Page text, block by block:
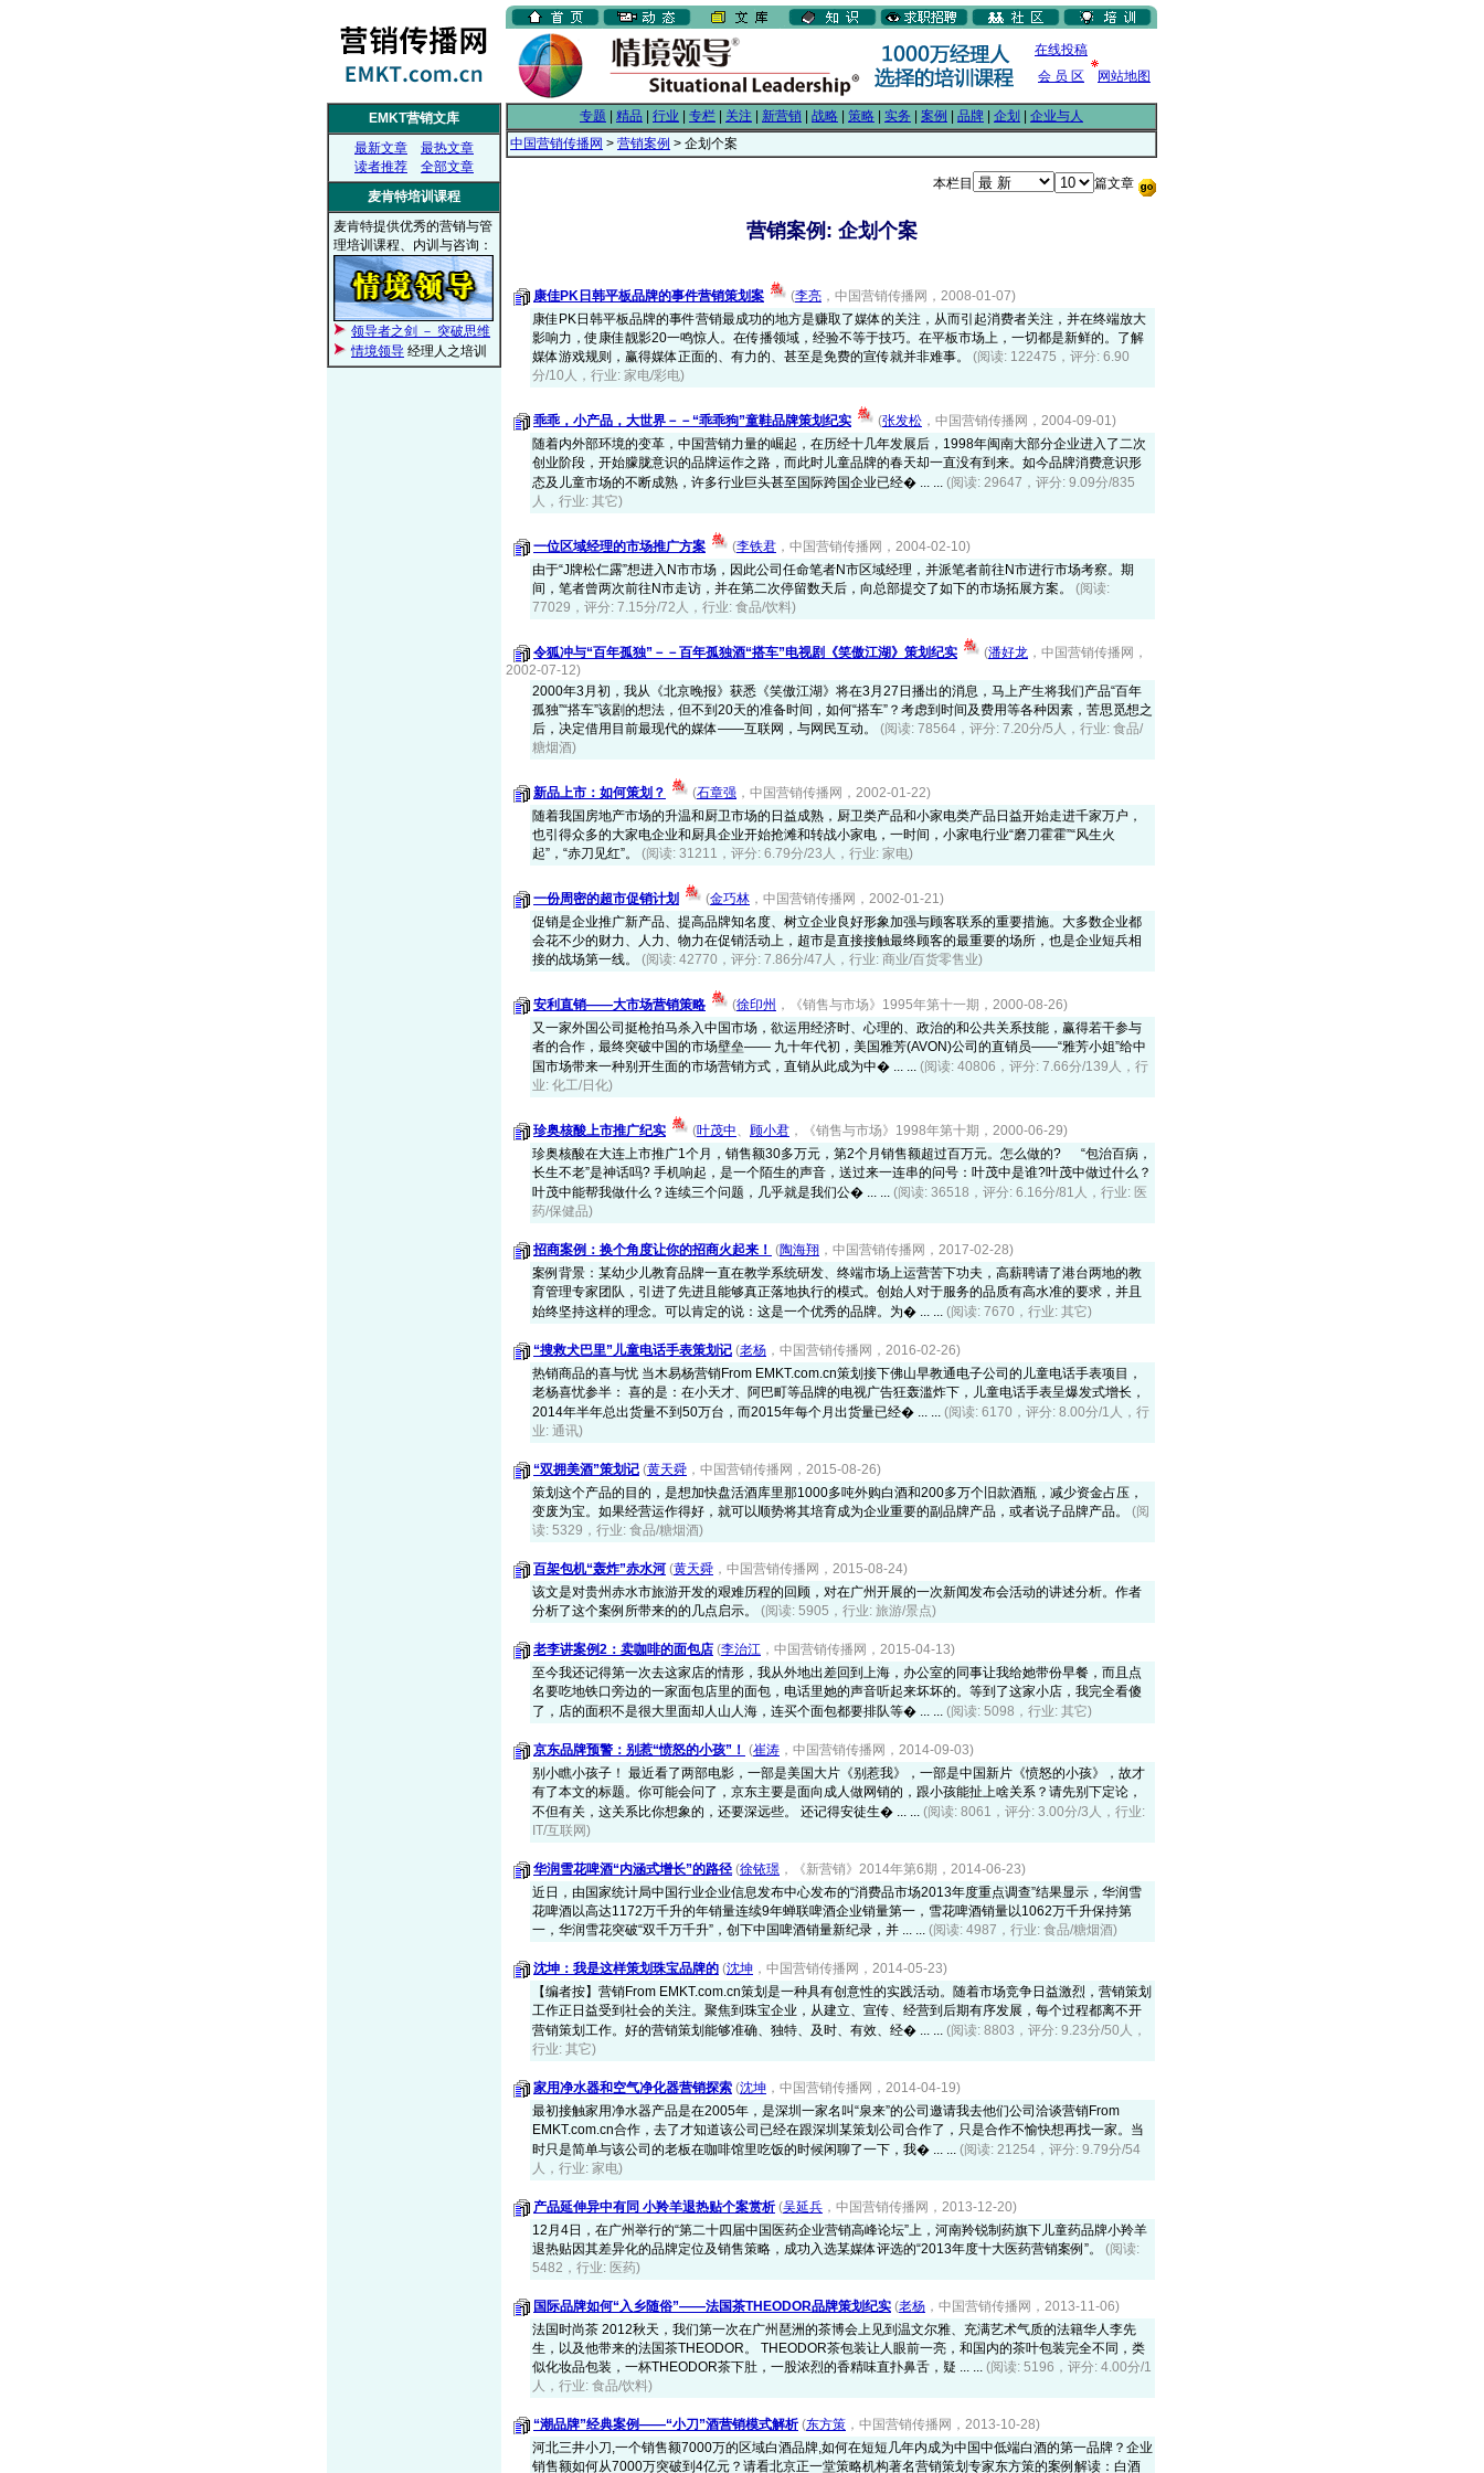
在线投稿
会 员 区
网站地图
EMKT营销文库
最新文章
最热文章
读者推荐
全部文章
麦肯特培训课程
麦肯特提供优秀的营销与管
理培训课程、内训与咨询：
领导者之剑 － 突破思维
情境领导 经理人之培训
专题 精品 行业 专栏 关注 新营销 战略 策略 实务 案例 品牌 企划
企业与人
中国营销传播网 > 营销案例 > 企划个案
本栏目 篇文章
营销案例: 企划个案
康佳PK日韩平板品牌的事件营销策划案 (李亮 ，中国营销传播网，2008-01-07)
康佳PK日韩平板品牌的事件营销最成功的地方是赚取了媒体的关注，从而引起消费者关注，并在终端放大
影响力，使康佳靓影20一鸣惊人。在传播领域，经验不等于技巧。在平板市场上，一切都是新鲜的。了解
媒体游戏规则，赢得媒体正面的、有力的、甚至是免费的宣传就并非难事。 (阅读: 122475，评分: 6.90
分/10人，行业: 家电/彩电)
乖乖，小产品，大世界－－“乖乖狗”童鞋品牌策划纪实 (张发松 ，中国营销传播网，2004-09-01)
随着内外部环境的变革，中国营销力量的崛起，在历经十几年发展后，1998年闽南大部分企业进入了二次
创业阶段，开始朦胧意识的品牌运作之路，而此时儿童品牌的春天却一直没有到来。如今品牌消费意识形
态及儿童市场的不断成熟，许多行业巨头甚至国际跨国企业已经� ... ... (阅读: 29647，评分: 9.09分/835
人，行业: 其它)
一位区域经理的市场推广方案 (李铁君 ，中国营销传播网，2004-02-10)
由于“J牌松仁露”想进入N市市场，因此公司任命笔者N市区域经理，并派笔者前往N市进行市场考察。期
间，笔者曾两次前往N市走访，并在第二次停留数天后，向总部提交了如下的市场拓展方案。 (阅读:
77029，评分: 7.15分/72人，行业: 食品/饮料)
令狐冲与“百年孤独”－－百年孤独酒“搭车”电视剧《笑傲江湖》策划纪实 (潘好龙 ，中国营销传播网，
2002-07-12)
2000年3月初，我从《北京晚报》获悉《笑傲江湖》将在3月27日播出的消息，马上产生将我们产品“百年
孤独”“搭车”该剧的想法，但不到20天的准备时间，如何“搭车”？考虑到时间及费用等各种因素，苦思觅想之
后，决定借用目前最现代的媒体——互联网，与网民互动。 (阅读: 78564，评分: 7.20分/5人，行业: 食品/
糖烟酒)
新品上市：如何策划？ (石章强 ，中国营销传播网，2002-01-22)
随着我国房地产市场的升温和厨卫市场的日益成熟，厨卫类产品和小家电类产品日益开始走进千家万户，
也引得众多的大家电企业和厨具企业开始抢滩和转战小家电，一时间，小家电行业“磨刀霍霍”“风生火
起”，“赤刀见红”。 (阅读: 31211，评分: 6.79分/23人，行业: 家电)
一份周密的超市促销计划 (金巧林 ，中国营销传播网，2002-01-21)
促销是企业推广新产品、提高品牌知名度、树立企业良好形象加强与顾客联系的重要措施。大多数企业都
会花不少的财力、人力、物力在促销活动上，超市是直接接触最终顾客的最重要的场所，也是企业短兵相
接的战场第一线。 (阅读: 42770，评分: 7.86分/47人，行业: 商业/百货零售业)
安利直销——大市场营销策略 (徐印州 ，《销售与市场》1995年第十一期，2000-08-26)
又一家外国公司挺枪拍马杀入中国市场，欲运用经济时、心理的、政治的和公共关系技能，赢得若干参与
者的合作，最终突破中国的市场壁垒—— 九十年代初，美国雅芳(AVON)公司的直销员——“雅芳小姐”给中
国市场带来一种别开生面的市场营销方式，直销从此成为中� ... ... (阅读: 40806，评分: 7.66分/139人，行
业: 化工/日化)
珍奥核酸上市推广纪实 (叶茂中、 顾小君 ，《销售与市场》1998年第十期，2000-06-29)
珍奥核酸在大连上市推广1个月，销售额30多万元，第2个月销售额超过百万元。怎么做的? “包治百病，
长生不老”是神话吗? 手机响起，是一个陌生的声音，送过来一连串的问号：叶茂中是谁?叶茂中做过什么？
叶茂中能帮我做什么？连续三个问题，几乎就是我们公� ... ... (阅读: 36518，评分: 6.16分/81人，行业: 医
药/保健品)
招商案例：换个角度让你的招商火起来！ (陶海翔 ，中国营销传播网，2017-02-28)
案例背景：某幼少儿教育品牌一直在教学系统研发、终端市场上运营苦下功夫，高薪聘请了港台两地的教
育管理专家团队，引进了先进且能够真正落地执行的模式。创始人对于服务的品质有高水准的要求，并且
始终坚持这样的理念。可以肯定的说：这是一个优秀的品牌。为� ... ... (阅读: 7670，行业: 其它)
“搜救犬巴里”儿童电话手表策划记 (老杨 ，中国营销传播网，2016-02-26)
热销商品的喜与忧 当木易杨营销From EMKT.com.cn策划接下佛山早教通电子公司的儿童电话手表项目，
老杨喜忧参半： 喜的是：在小天才、阿巴町等品牌的电视广告狂轰滥炸下，儿童电话手表呈爆发式增长，
2014年半年总出货量不到50万台，而2015年每个月出货量已经� ... ... (阅读: 6170，评分: 8.00分/1人，行
业: 通讯)
“双拥美酒”策划记 (黄天舜 ，中国营销传播网，2015-08-26)
策划这个产品的目的，是想加快盘活酒库里那1000多吨外购白酒和200多万个旧款酒瓶，减少资金占压，
变废为宝。如果经营运作得好，就可以顺势将其培育成为企业重要的副品牌产品，或者说子品牌产品。 (阅
读: 5329，行业: 食品/糖烟酒)
百架包机“轰炸”赤水河 (黄天舜 ，中国营销传播网，2015-08-24)
该文是对贵州赤水市旅游开发的艰难历程的回顾，对在广州开展的一次新闻发布会活动的讲述分析。作者
分析了这个案例所带来的的几点启示。 (阅读: 5905，行业: 旅游/景点)
老李讲案例2：卖咖啡的面包店 (李治江 ，中国营销传播网，2015-04-13)
至今我还记得第一次去这家店的情形，我从外地出差回到上海，办公室的同事让我给她带份早餐，而且点
名要吃地铁口旁边的一家面包店里的面包，电话里她的声音听起来坏坏的。等到了这家小店，我完全看傻
了，店的面积不是很大里面却人山人海，连买个面包都要排队等� ... ... (阅读: 5098，行业: 其它)
京东品牌预警：别惹“愤怒的小孩”！ (崔涛 ，中国营销传播网，2014-09-03)
别小瞧小孩子！ 最近看了两部电影，一部是美国大片《别惹我》，一部是中国新片《愤怒的小孩》，故才
有了本文的标题。你可能会问了，京东主要是面向成人做网销的，跟小孩能扯上啥关系？请先别下定论，
不但有关，这关系比你想象的，还要深远些。 还记得安徒生� ... ... (阅读: 8061，评分: 3.00分/3人，行业:
IT/互联网)
华润雪花啤酒“内涵式增长”的路径 (徐铱璟 ，《新营销》2014年第6期，2014-06-23)
近日，由国家统计局中国行业企业信息发布中心发布的“消费品市场2013年度重点调查”结果显示，华润雪
花啤酒以高达1172万千升的年销量连续9年蝉联啤酒企业销量第一，雪花啤酒销量以1062万千升保持第
一，华润雪花突破“双千万千升”，创下中国啤酒销量新纪录，并 ... ... (阅读: 4987，行业: 食品/糖烟酒)
沈坤：我是这样策划珠宝品牌的 (沈坤 ，中国营销传播网，2014-05-23)
【编者按】营销From EMKT.com.cn策划是一种具有创意性的实践活动。随着市场竞争日益激烈，营销策划
工作正日益受到社会的关注。聚焦到珠宝企业，从建立、宣传、经营到后期有序发展，每个过程都离不开
营销策划工作。好的营销策划能够准确、独特、及时、有效、经� ... ... (阅读: 8803，评分: 9.23分/50人，
行业: 其它)
家用净水器和空气净化器营销探索 (沈坤 ，中国营销传播网，2014-04-19)
最初接触家用净水器产品是在2005年，是深圳一家名叫“泉来”的公司邀请我去他们公司洽谈营销From
EMKT.com.cn合作，去了才知道该公司已经在跟深圳某策划公司合作了，只是合作不愉快想再找一家。当
时只是简单与该公司的老板在咖啡馆里吃饭的时候闲聊了一下，我� ... ... (阅读: 21254，评分: 9.79分/54
人，行业: 家电)
产品延伸异中有同 小羚羊退热贴个案赏析 (吴延兵 ，中国营销传播网，2013-12-20)
12月4日，在广州举行的“第二十四届中国医药企业营销高峰论坛”上，河南羚锐制药旗下儿童药品牌小羚羊
退热贴因其差异化的品牌定位及销售策略，成功入选某媒体评选的“2013年度十大医药营销案例”。 (阅读:
5482，行业: 医药)
国际品牌如何“入乡随俗”——法国茶THEODOR品牌策划纪实 (老杨 ，中国营销传播网，2013-11-06)
法国时尚茶 2012秋天，我们第一次在广州琶洲的茶博会上见到温文尔雅、充满艺术气质的法籍华人李先
生，以及他带来的法国茶THEODOR。 THEODOR茶包装让人眼前一亮，和国内的茶叶包装完全不同，类
似化妆品包装，一杯THEODOR茶下肚，一股浓烈的香精味直扑鼻舌，疑 ... ... (阅读: 5196，评分: 4.00分/1
人，行业: 食品/饮料)
“潮品牌”经典案例——“小刀”酒营销模式解析 (东方策 ，中国营销传播网，2013-10-28)
河北三井小刀,一个销售额7000万的区域白酒品牌,如何在短短几年内成为中国中低端白酒的第一品牌？企业
销售额如何从7000万突破到4亿元？请看北京正一堂策略机构著名营销策划专家东方策的案例解读：白酒